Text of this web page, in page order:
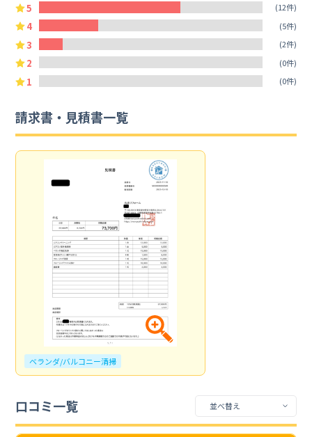
5 (12件)
4 (5件)
3 (2件)
2 (0件)
1 (0件)
請求書・見積書一覧
ベランダ/バルコニー清掃
口コミ一覧